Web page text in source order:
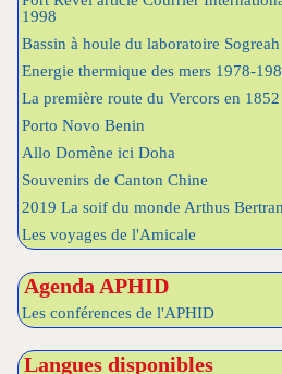
1998
Bassin à houle du laboratoire Sogreah
Energie thermique des mers 1978-
La première route du Vercors en 1852
Porto Novo Benin
Allo Domène ici Doha
Souvenirs de Canton Chine
2019 La soif du monde Arthus
Les voyages de l'Amicale
Agenda APHID
Les conférences de l'APHID
Langues disponibles